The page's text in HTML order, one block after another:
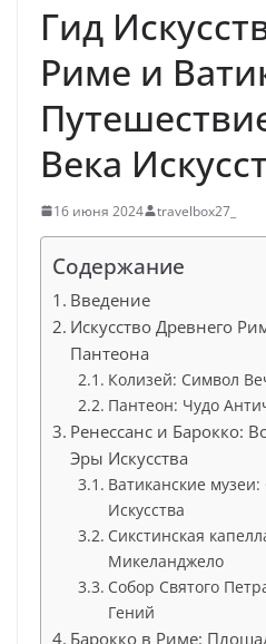
Гид
Риме и
Века
16 июня 2024 travelbox27_
Содержание
Введение
Искусство Древнего
Пантеона
Колизей: Символ
Пантеон: Чудо
Ренессанс и Барокко:
Эры Искусства
Ватиканские
Искусства
Сикстинская
Микеланджело
Собор Святого
Гений
Барокко в Риме: